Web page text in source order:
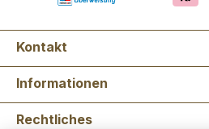
Kontakt
Informationen
Rechtliches